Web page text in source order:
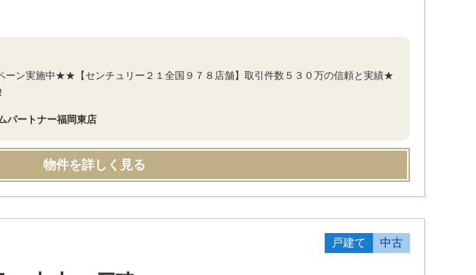
ン実施中★★【センチュリー２１全国９７８店舗】取引件数５３０万の信頼と実績★
パートナー福岡東店
物件を詳しく見る
戸建て 中古